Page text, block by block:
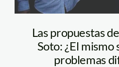
Las propuestas
Soto: ¿El mismo
problemas